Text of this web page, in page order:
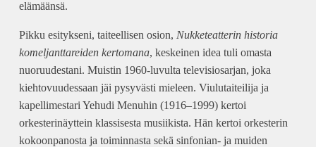
elämäänsä.
Pikku esitykseni, taiteellisen osion, Nukketeatterin historia
komeljanttareiden kertomana, keskeinen idea tuli omasta
nuoruudestani. Muistin 1960-luvulta televisiosarjan, joka
kiehtovuudessaan jäi pysyvästi mieleen. Viulutaiteilija ja
kapellimestari Yehudi Menuhin (1916–1999) kertoi
orkesterinäyttein klassisesta musiikista. Hän kertoi orkesterin
kokoonpanosta ja toiminnasta sekä sinfonian- ja muiden